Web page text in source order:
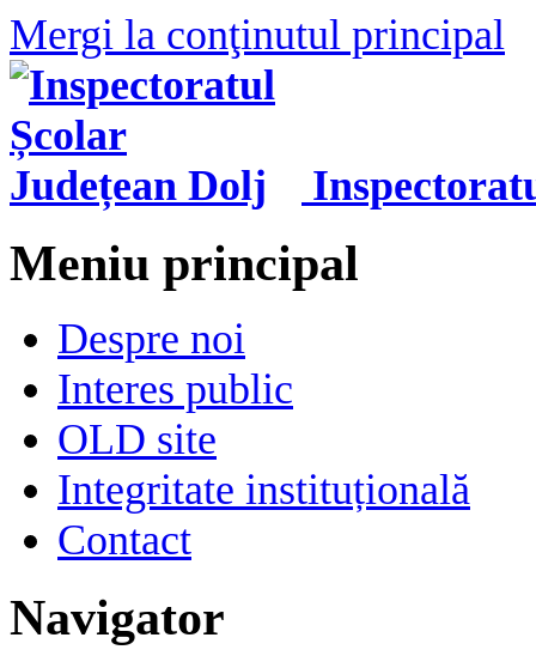
Mergi la conţinutul principal
Meniu principal
Despre noi
Interes public
OLD site
Integritate instituțională
Contact
Navigator